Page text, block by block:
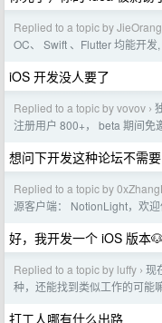
Replied to a topic by
OC、 Swift 、Flutter 均能开
iOS 开发没人要了
Replied to a topic by vovov ›
注册用户 800+， beta 期间免
想问下开发这种论坛不需
Replied to a topic by
源客户端： NotionLight，欢
好，我开发一个 iOS 版本
Replied to a topic by luffy › 现
种，还能找到类似工作的可能
打工人哪有什么出路